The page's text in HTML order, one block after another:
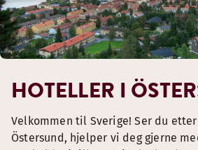
HOTELLER I
Velkommen til Sverige! Ser du
Östersund, hjelper vi deg gjerne